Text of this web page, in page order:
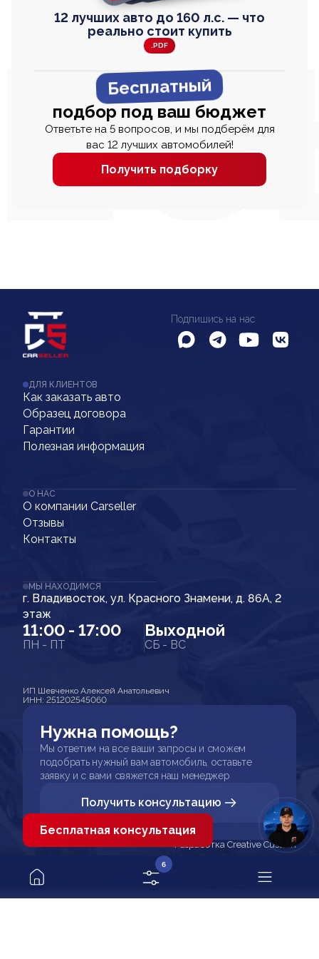
12 лучших авто до 160 л.с. — что
реально стоит купить
.PDF
Бесплатный
подбор под ваш бюджет
Ответьте на 5 вопросов, и мы подберём для
вас 12 лучших автомобилей!
Получить подборку
Подпишись на нас
ДЛЯ КЛИЕНТОВ
Как заказать авто
Образец договора
Гарантии
Полезная информация
О НАС
О компании Carseller
Отзывы
Контакты
МЫ НАХОДИМСЯ
г. Владивосток, ул. Красного Знамени, д. 86А, 2
этаж
11:00 - 17:00
ПН - ПТ
Выходной
СБ - ВС
ИП Шевченко Алексей Анатольевич
ИНН: 251202545060
Нужна помощь?
Мы ответим на все ваши запросы и сможем
подобрать нужный вам автомобиль, оставьте
заявку и с вами свяжется наш менеджер
Получить консультацию
Разработка Creative Custom
6
Бесплатная консультация